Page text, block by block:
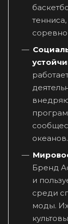
океанов.
Бренд
и
среди
моды.